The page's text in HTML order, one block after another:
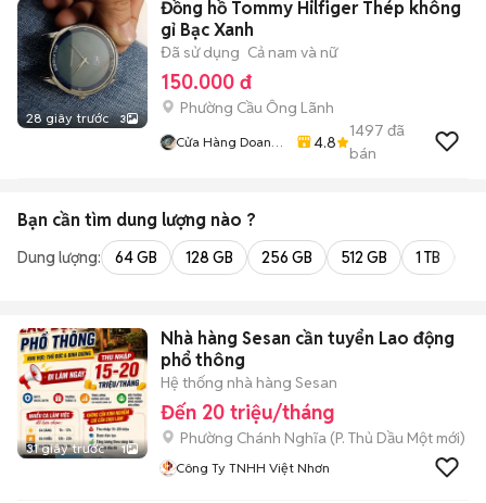
28 giây trước 3
Đồng hồ Tommy Hilfiger Thép không
gỉ Bạc Xanh
Đã sử dụng Cả nam và nữ
150.000 đ
Phường Cầu Ông Lãnh
Cửa Hàng Doan
4.8
1497 đã
bán
Bạn cần tìm dung lượng nào ?
Dung lượng: 64 GB 128 GB 256 GB 512 GB 1 TB
31 giây trước 1
Nhà hàng Sesan cần tuyển Lao động
phổ thông
Hệ thống nhà hàng Sesan
Đến 20 triệu/tháng
Phường Chánh Nghĩa (P. Thủ Dầu Một mới)
Công Ty TNHH Việt Nhơn